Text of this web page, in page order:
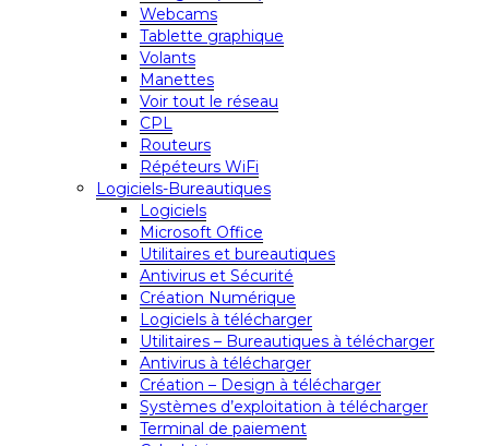
Webcams
Tablette graphique
Volants
Manettes
Voir tout le réseau
CPL
Routeurs
Répéteurs WiFi
Logiciels-Bureautiques
Logiciels
Microsoft Office
Utilitaires et bureautiques
Antivirus et Sécurité
Création Numérique
Logiciels à télécharger
Utilitaires – Bureautiques à télécharger
Antivirus à télécharger
Création – Design à télécharger
Systèmes d’exploitation à télécharger
Terminal de paiement